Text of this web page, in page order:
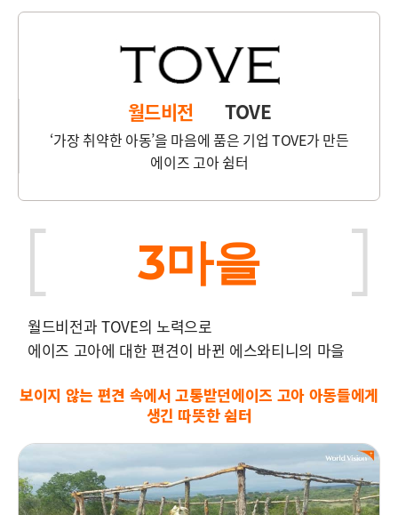
월드비전 TOVE
‘가장 취약한 아동’을 마음에 품은 기업 TOVE가 만든
에이즈 고아 쉼터
3마을
월드비전과 TOVE의 노력으로
에이즈 고아에 대한 편견이 바뀐 에스와티니의 마을
보이지 않는 편견 속에서 고통받던에이즈 고아 아동들에게
생긴 따뜻한 쉼터